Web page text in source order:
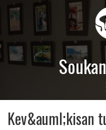
Kev&auml;kisan